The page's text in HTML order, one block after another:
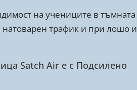
на учениците в тъмната
натоварен трафик и при лошо и
Satch Air е с Подсилено